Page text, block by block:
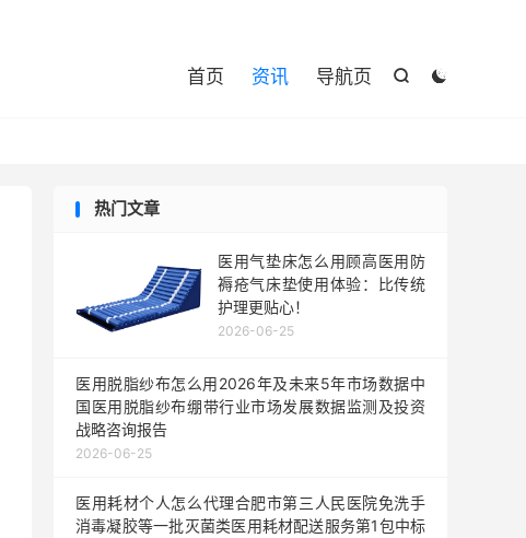


首页 资讯 导航页
热门文章
医用气垫床怎么用顾高医用防
褥疮气床垫使用体验：比传统
护理更贴心！
2026-06-25
医用脱脂纱布怎么用2026年及未来5年市场数据中
国医用脱脂纱布绷带行业市场发展数据监测及投资
战略咨询报告
2026-06-25
医用耗材个人怎么代理合肥市第三人民医院免洗手
消毒凝胶等一批灭菌类医用耗材配送服务第1包中标